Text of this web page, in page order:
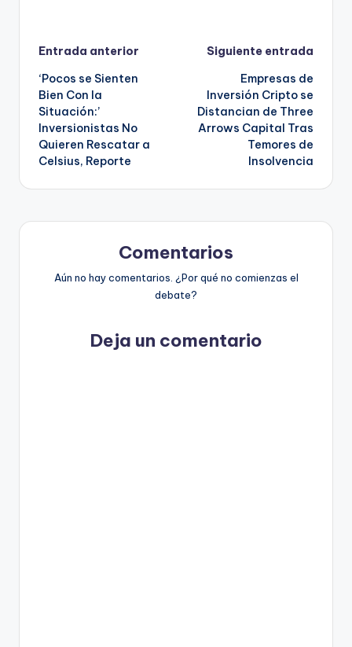
Navegación
de
entradas
Entrada anterior
‘Pocos se Sienten
Bien Con la
Situación:’
Inversionistas No
Quieren Rescatar a
Celsius, Reporte
Siguiente entrada
Empresas de
Inversión Cripto se
Distancian de Three
Arrows Capital Tras
Temores de
Insolvencia
Comentarios
Aún no hay comentarios. ¿Por qué no comienzas el
debate?
Deja un comentario